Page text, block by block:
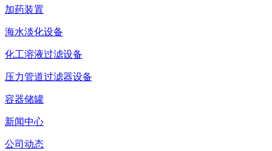
加药装置
海水淡化设备
化工溶液过滤设备
压力管道过滤器设备
容器储罐
新闻中心
公司动态